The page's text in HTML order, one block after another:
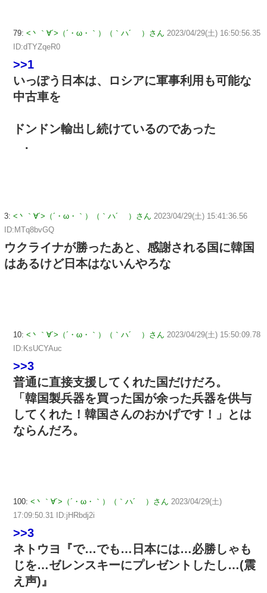
79: <丶｀∀´>（´・ω・｀）（｀ハ´ ）さん 2023/04/29(土) 16:50:56.35
ID:dTYZqeR0
>>1
いっぽう日本は、ロシアに軍事利用も可能な
中古車を
ドンドン輸出し続けているのであった
.
3: <丶｀∀´>（´・ω・｀）（｀ハ´ ）さん 2023/04/29(土) 15:41:36.56
ID:MTq8bvGQ
ウクライナが勝ったあと、感謝される国に韓国
はあるけど日本はないんやろな
10: <丶｀∀´>（´・ω・｀）（｀ハ´ ）さん 2023/04/29(土) 15:50:09.78
ID:KsUCYAuc
>>3
普通に直接支援してくれた国だけだろ。
「韓国製兵器を買った国が余った兵器を供与
してくれた！韓国さんのおかげです！」とは
ならんだろ。
100: <丶｀∀´>（´・ω・｀）（｀ハ´ ）さん 2023/04/29(土)
17:09:50.31 ID:jHRbdj2i
>>3
ネトウヨ『で…でも…日本には…必勝しゃも
じを…ゼレンスキーにプレゼントしたし…(震
え声)』